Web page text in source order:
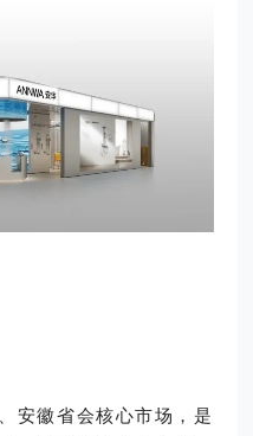
安徽省会核心市场，是